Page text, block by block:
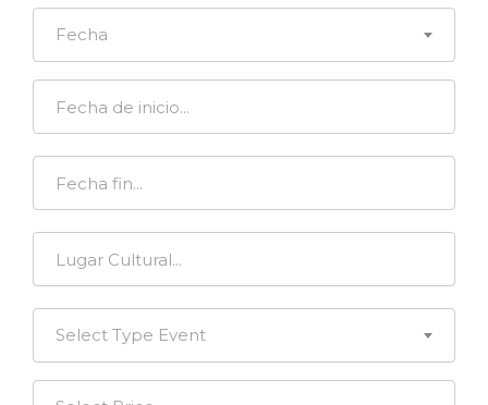
Fecha
Select Type Event